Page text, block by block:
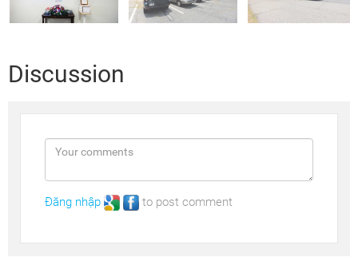
Discussion
Đăng nhập to post comment